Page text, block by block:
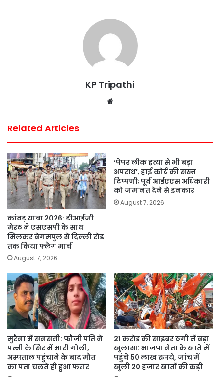
KP Tripathi
Related Articles
कांवड़ यात्रा 2026: डीआईजी
मेरठ ने एसएसपी के साथ
मिलकर बेगमपुल से दिल्ली रोड
तक किया फ्लैग मार्च
August 7, 2026
‘पेपर लीक हत्या से भी बड़ा
अपराध’, हाई कोर्ट की सख्त
टिप्पणी; पूर्व आईएएस अधिकारी
को जमानत देने से इनकार
August 7, 2026
मुरैना में सनसनी: फौजी पति ने
पत्नी के सिर में मारी गोली,
अस्पताल पहुंचाने के बाद मौत
का पता चलते ही हुआ फरार
21 करोड़ की साइबर ठगी में बड़ा
खुलासा: भाजपा नेता के खाते में
पहुंचे 50 लाख रुपये, जांच में
खुली 20 हजार खातों की कड़ी